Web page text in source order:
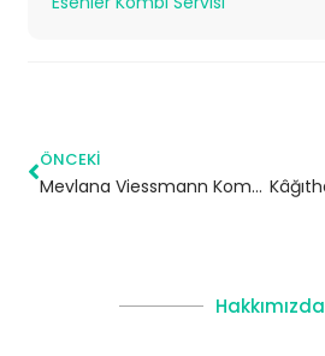
ÖNCEKI
Mevlana Viessmann Kombi Servisi – Ataşehir Yetkili Servis
Hakkımızda